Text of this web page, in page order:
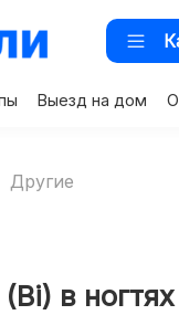
Выезд на дом
Другие
в